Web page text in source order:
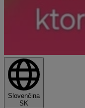
Slovenčina
SK